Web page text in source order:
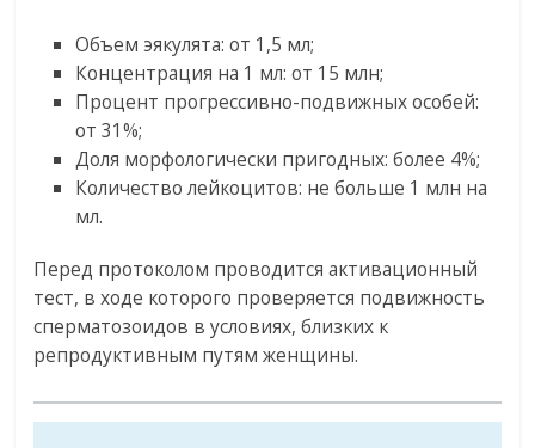
Объем эякулята: от 1,5 мл;
Концентрация на 1 мл: от 15 млн;
Процент прогрессивно-подвижных особей:
от 31%;
Доля морфологически пригодных: более 4%;
Количество лейкоцитов: не больше 1 млн на
мл.
Перед протоколом проводится активационный
тест, в ходе которого проверяется подвижность
сперматозоидов в условиях, близких к
репродуктивным путям женщины.